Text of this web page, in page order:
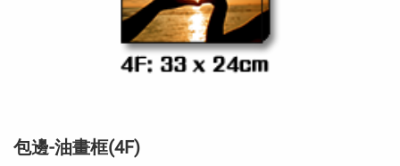
包邊-油畫框(4F)